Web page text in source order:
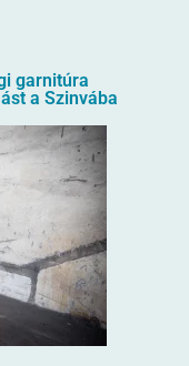
garnitúra
a Szinvába